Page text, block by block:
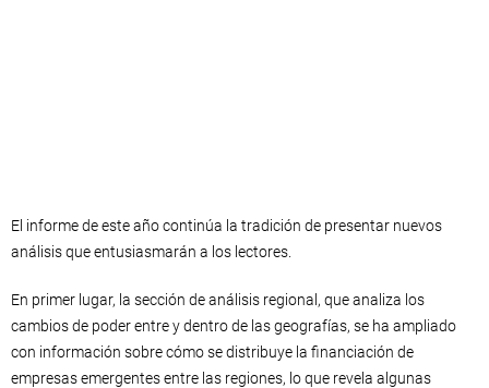
El informe de este año continúa la tradición de presentar nuevos
análisis que entusiasmarán a los lectores.
En primer lugar, la sección de análisis regional, que analiza los
cambios de poder entre y dentro de las geografías, se ha ampliado
con información sobre cómo se distribuye la financiación de
empresas emergentes entre las regiones, lo que revela algunas